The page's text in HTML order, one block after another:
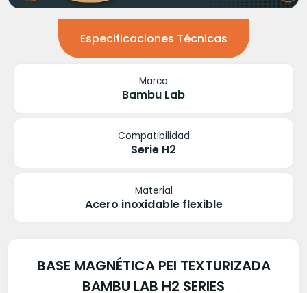
Especificaciones Técnicas
Marca
Bambu Lab
Compatibilidad
Serie H2
Material
Acero inoxidable flexible
BASE MAGNÉTICA PEI TEXTURIZADA
BAMBU LAB H2 SERIES